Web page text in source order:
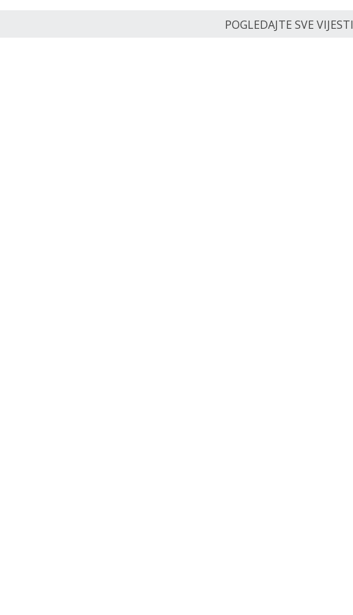
POGLEDAJTE SVE VIJESTI